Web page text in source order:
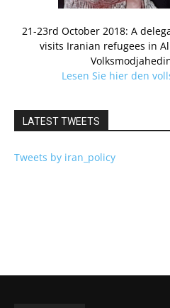
21-23rd October 2018: A
visits Iranian refugees in
Lesen Sie hier den
LATEST TWEETS
Tweets by iran_policy